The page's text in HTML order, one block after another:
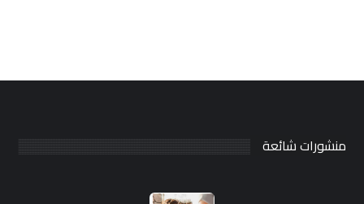
منشورات شائعة